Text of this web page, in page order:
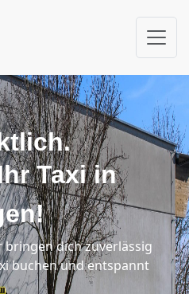
Taxi in
bringen dich zuverlässig
buchen und entspannt